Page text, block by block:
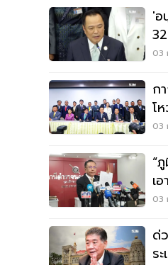
'อ
เ
03
ก
โ
ค
03
“
เ
03
ด่
ร